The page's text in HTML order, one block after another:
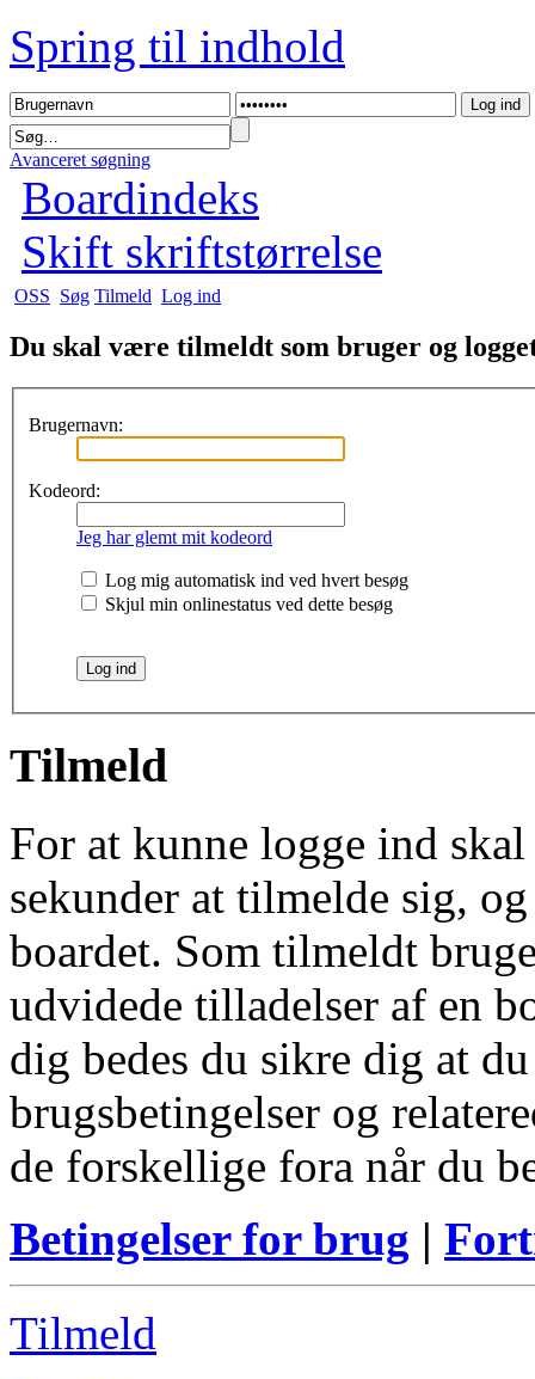
Spring til indhold
Avanceret søgning
Boardindeks
Skift skriftstørrelse
OSS Søg Tilmeld Log ind
Du skal være tilmeldt som bruger og
Brugernavn:
Kodeord:
Jeg har glemt mit kodeord
Log mig automatisk ind ved hvert besøg
Skjul min onlinestatus ved dette besøg
Tilmeld
For at kunne logge ind
sekunder at tilmelde sig,
boardet. Som tilmeldt
udvidede tilladelser af en
dig bedes du sikre dig at
brugsbetingelser og
de forskellige fora når du
Betingelser for brug |
Tilmeld